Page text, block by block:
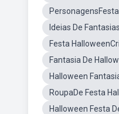
Ideias De
Festa
Fantasia De
Halloween
RoupaDe Festa
Halloween Festa